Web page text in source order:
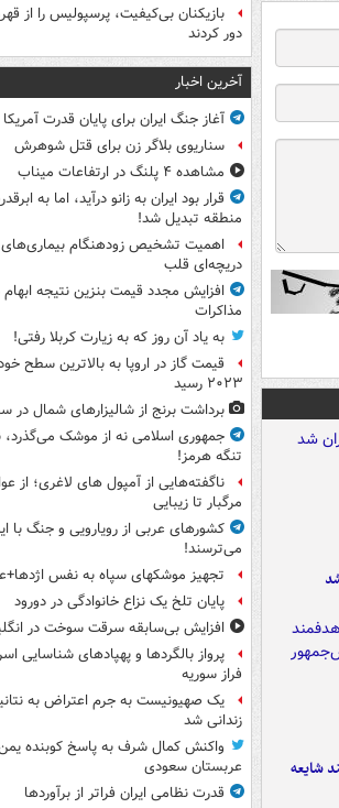
شایعه
بازیکنان بی‌کیفیت، پرسپولیس را از
دور کردند
آخرین اخبار
آغاز جنگ ایران برای پایان قدرت آمریکا
سناریوی بلاگر زن برای قتل شوهرش
مشاهده ۴ پلنگ در ارتفاعات میناب
قرار بود ایران به زانو درآید، اما به
منطقه تبدیل شد!
اهمیت تشخیص زودهنگام بیماری‌های
دریچه‌ای قلب
افزایش مجدد قیمت بنزین نتیجه ابهام
مذاکرات
به یاد آن روز که به زیارت کربلا رفتی!
قیمت گاز در اروپا به بالاترین سطح
۲۰۲۳ رسید
برداشت برنج از شالیزارهای شمال در
جمهوری اسلامی نه از موشک می‌گذرد،
تنگه هرمز!
ناگفته‌هایی از آمپول های لاغری؛ از
مرگبار تا زیبایی
کشورهای عربی از رویارویی و جنگ با
می‌ترسند!
تجهیز موشکهای سپاه به نفس
پایان تلخ یک نزاع خانوادگی در دورود
افزایش بی‌سابقه سرقت سوخت در
پرواز بالگردها و پهپادهای شناسایی
فراز سوریه
یک صهیونیست به جرم اعتراض به
زندانی شد
واکنش کمال شرف به پاسخ کوبنده
عربستان سعودی
قدرت نظامی ایران فراتر از برآوردها